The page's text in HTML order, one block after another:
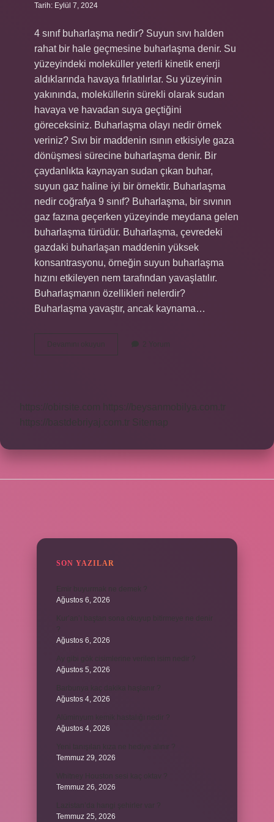
Tarih: Eylül 7, 2024
4 sınıf buharlaşma nedir? Suyun sıvı halden
rahat bir hale geçmesine buharlaşma denir. Su
yüzeyindeki moleküller yeterli kinetik enerji
aldıklarında havaya fırlatılırlar. Su yüzeyinin
yakınında, moleküllerin sürekli olarak sudan
havaya ve havadan suya geçtiğini
göreceksiniz. Buharlaşma olayı nedir örnek
veriniz? Sıvı bir maddenin ısının etkisiyle gaza
dönüşmesi sürecine buharlaşma denir. Bir
çaydanlıkta kaynayan sudan çıkan buhar,
suyun gaz haline iyi bir örnektir. Buharlaşma
nedir coğrafya 9 sınıf? Buharlaşma, bir sıvının
gaz fazına geçerken yüzeyinde meydana gelen
buharlaşma türüdür. Buharlaşma, çevredeki
gazdaki buharlaşan maddenin yüksek
konsantrasyonu, örneğin suyun buharlaşma
hızını etkileyen nem tarafından yavaşlatılır.
Buharlaşmanın özellikleri nelerdir?
Buharlaşma yavaştır, ancak kaynama…
Devamını okuyun
Buharlaşma
Türleri
2 Yorum
https://obirsite.com
https://beysanmobilya.com.tr
https://bastdebriyaj.com.tr Sitemap
SON YAZILAR
Ağustos 6, 2026
Ağustos 6, 2026
Ağustos 5, 2026
Ağustos 4, 2026
Ağustos 4, 2026
Temmuz 29, 2026
Temmuz 26, 2026
Temmuz 25, 2026